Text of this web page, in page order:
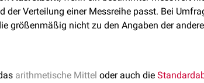
der Verteilung einer Messreihe passt. Bei
größenmäßig nicht zu den Angaben der
arithmetische Mittel oder auch die